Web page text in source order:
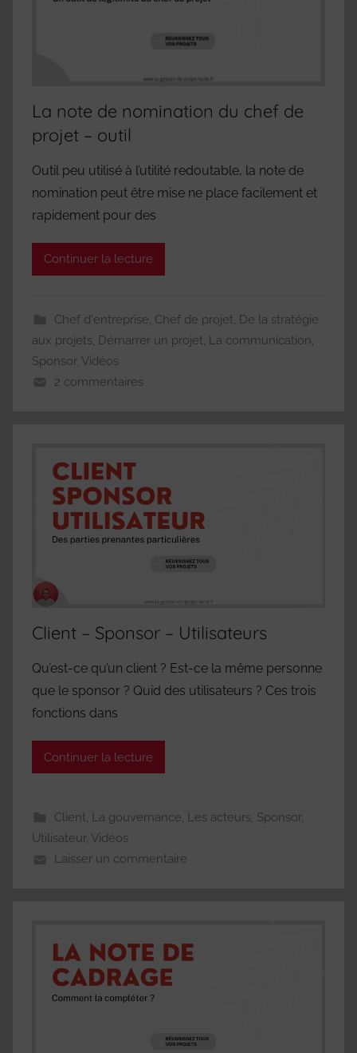
La note de nomination du chef de
projet – outil
Outil peu utilisé à l’utilité redoutable, la note de
nomination peut être mise ne place facilement et
rapidement pour des
Continuer la lecture
Chef d'entreprise Chef de projet De la stratégie
aux projets Démarrer un projet La communication
Sponsor, Vidéos
2 commentaires
Client – Sponsor – Utilisateurs
Qu’est-ce qu’un client ? Est-ce la même personne
que le sponsor ? Quid des utilisateurs ? Ces trois
fonctions dans
Continuer la lecture
Client, La gouvernance, Les acteurs, Sponsor,
Utilisateur, Vidéos
Laisser un commentaire